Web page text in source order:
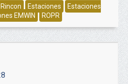
Rincon Estaciones
Estaciones
EMWIN ROPR